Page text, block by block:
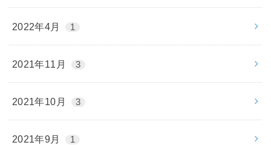
2022年4月 1
2021年11月 3
2021年10月 3
2021年9月 1